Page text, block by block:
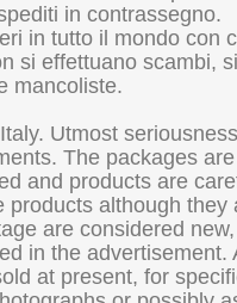
in contrassegno.
in tutto il mondo con
si effettuano scambi,
mancoliste.
Utmost
The packages are
and products are
products although they
are considered
in the advertisement.
at present, for